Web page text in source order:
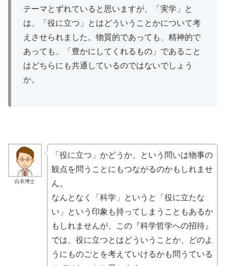
テーマとずれていると思いますが、「実学」と
は、「役に立つ」とはどういうことかについて考
えさせられました。物質的であっても、精神的で
あっても、「豊かにしてくれるもの」であること
はどちらにも共通しているのではないでしょう
か。
白衣博士
「役に立つ」かどうか、という問いは物事の
観点を問うことにもつながるのかもしれませ
ん。
なんとなく「科学」というと「役に立たな
い」という印象も持ってしまうこともあるか
もしれませんが、この『科学哲学への招待』
では、役に立つとはどういうことか、どのよ
うにものごとを考えていけるかも問うている